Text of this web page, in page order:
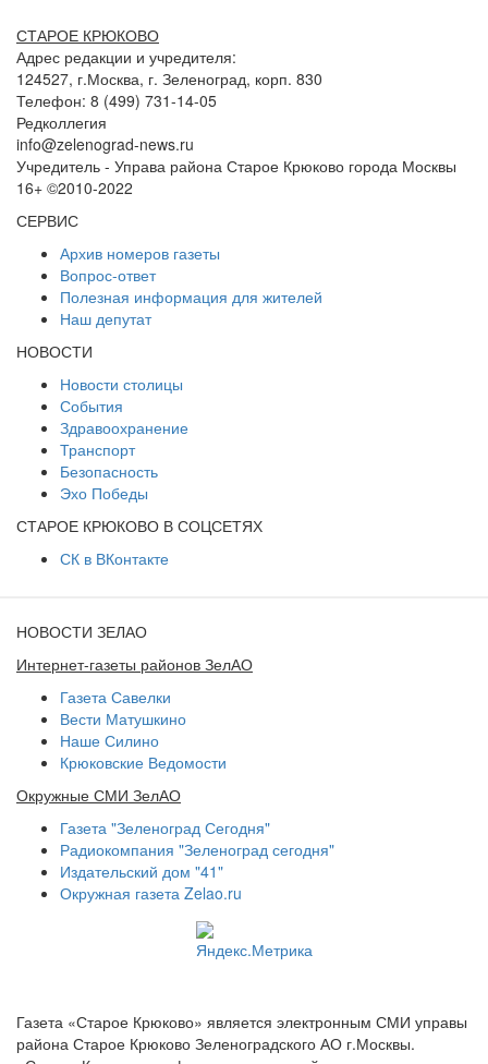
СТАРОЕ КРЮКОВО
Адрес редакции и учредителя:
124527, г.Москва, г. Зеленоград, корп. 830
Телефон: 8 (499) 731-14-05
Редколлегия
info@zelenograd-news.ru
Учредитель - Управа района Старое Крюково города Москвы
16+ ©2010-2022
СЕРВИС
Архив номеров газеты
Вопрос-ответ
Полезная информация для жителей
Наш депутат
НОВОСТИ
Новости столицы
События
Здравоохранение
Транспорт
Безопасность
Эхо Победы
СТАРОЕ КРЮКОВО В СОЦСЕТЯХ
СК в ВКонтакте
НОВОСТИ ЗЕЛАО
Интернет-газеты районов ЗелАО
Газета Савелки
Вести Матушкино
Наше Силино
Крюковские Ведомости
Окружные СМИ ЗелАО
Газета "Зеленоград Сегодня"
Радиокомпания "Зеленоград сегодня"
Издательский дом "41"
Окружная газета Zelao.ru
Газета «Старое Крюково» является электронным СМИ управы
района Старое Крюково Зеленоградского АО г.Москвы.